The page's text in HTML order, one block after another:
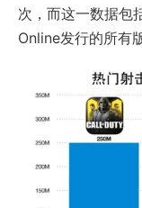
次，而这一数据包
Online发行的所有